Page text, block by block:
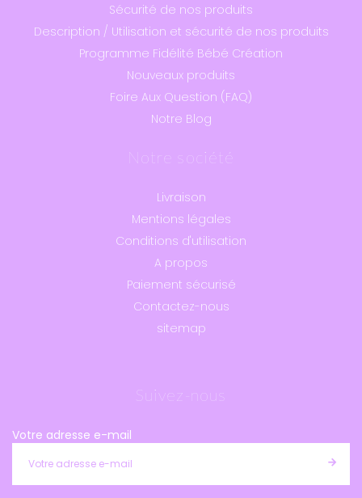
Sécurité de nos produits
Description / Utilisation et sécurité de nos produits
Programme Fidélité Bébé Création
Nouveaux produits
Foire Aux Question (FAQ)
Notre Blog
Notre société
Livraison
Mentions légales
Conditions d'utilisation
A propos
Paiement sécurisé
Contactez-nous
sitemap
Suivez-nous
Votre adresse e-mail